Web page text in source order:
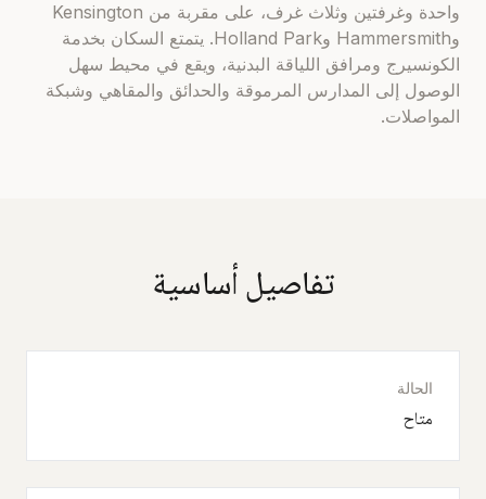
واحدة وغرفتين وثلاث غرف، على مقربة من Kensington
وHammersmith وHolland Park. يتمتع السكان بخدمة
الكونسيرج ومرافق اللياقة البدنية، ويقع في محيط سهل
الوصول إلى المدارس المرموقة والحدائق والمقاهي وشبكة
المواصلات.
تفاصيل أساسية
الحالة
متاح